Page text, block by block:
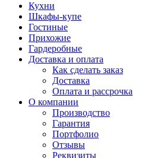
Кухни
Шкафы-купе
Гостиные
Прихожие
Гардеробные
Доставка и оплата
Как сделать заказ
Доставка
Оплата и рассрочка
О компании
Производство
Гарантия
Портфолио
Отзывы
Реквизиты